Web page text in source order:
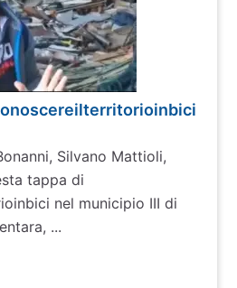
Silvano Mattioli,
tappa di
nel municipio III di
...